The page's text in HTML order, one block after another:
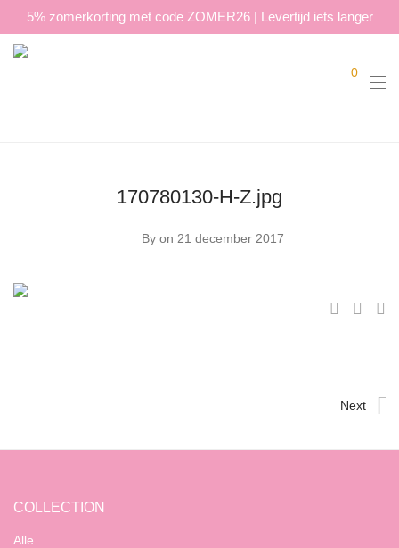
5% zomerkorting met code ZOMER26 | Levertijd iets langer
0
170780130-H-Z.jpg
By on 21 december 2017
Next
COLLECTION
Alle